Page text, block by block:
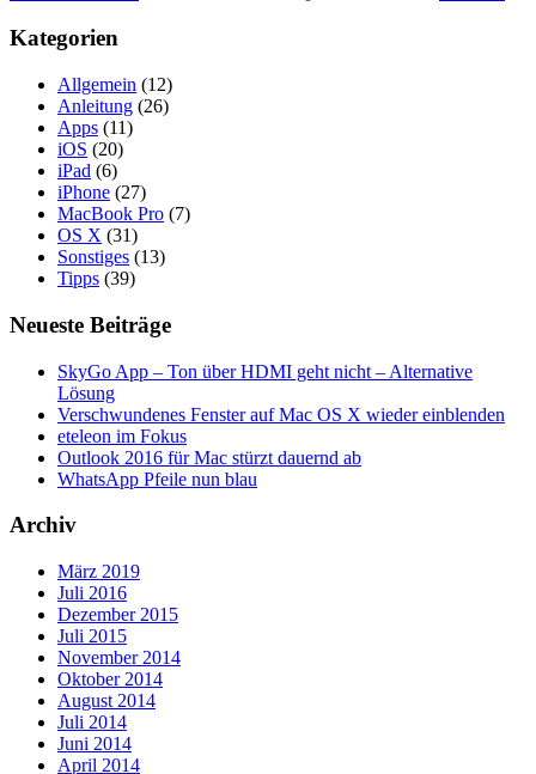
Kategorien
Allgemein (12)
Anleitung (26)
Apps (11)
iOS (20)
iPad (6)
iPhone (27)
MacBook Pro (7)
OS X (31)
Sonstiges (13)
Tipps (39)
Neueste Beiträge
SkyGo App – Ton über HDMI geht nicht – Alternative
Lösung
Verschwundenes Fenster auf Mac OS X wieder einblenden
eteleon im Fokus
Outlook 2016 für Mac stürzt dauernd ab
WhatsApp Pfeile nun blau
Archiv
März 2019
Juli 2016
Dezember 2015
Juli 2015
November 2014
Oktober 2014
August 2014
Juli 2014
Juni 2014
April 2014